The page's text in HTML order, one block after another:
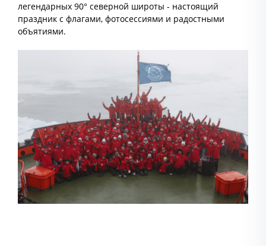
легендарных 90° северной широты - настоящий
праздник с флагами, фотосессиями и радостными
объятиями.